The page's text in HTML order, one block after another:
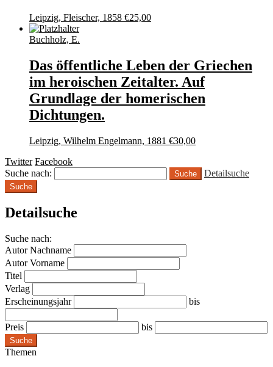
Leipzig, Fleischer, 1858 €25,00
Buchholz, E.
Das öffentliche Leben der Griechen
im heroischen Zeitalter. Auf
Grundlage der homerischen
Dichtungen.
Leipzig, Wilhelm Engelmann, 1881 €30,00
Twitter Facebook
Suche nach:
Detailsuche
Suche
Detailsuche
Suche nach:
Autor Nachname
Autor Vorname
Titel
Verlag
Erscheinungsjahr
bis
Preis bis
Suche
Themen